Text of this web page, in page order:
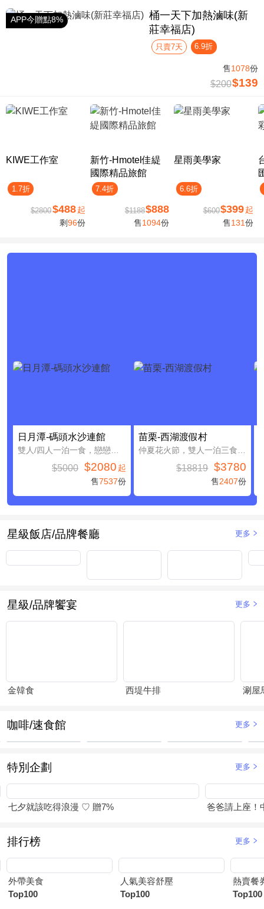
APP今贈點8%
桶一天下加熱滷味(新
莊幸福店)
只賣7天 6.9折
售1078份
$200$139
KIWE工作室
1.7折
$2800$488 起
剩96份
新竹-Hmotel佳緹
國際精品旅館
7.4折
$1188$888
售1094份
星雨美學家
6.6折
$600$399 起
售131份
日月潭-碼頭水沙連館
$5000 $2080 起
售7537份
苗栗-西湖渡假村
$18819 $3780
售2407份
星級飯店/品牌餐廳 更多
星級/品牌饗宴 更多
金韓食 西堤牛排 涮屋
咖啡/速食館 更多
特別企劃 更多
七夕就該吃得浪漫 ♡ 贈7% 爸爸請上座！
排行榜 更多
外帶美食
Top100
人氣美容舒壓
Top100
熱賣餐
Top100